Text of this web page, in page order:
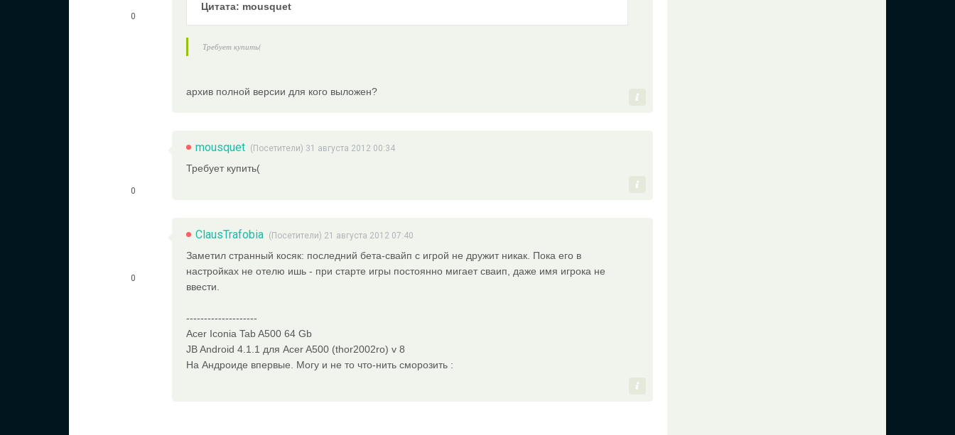
0
Цитата: mousquet
Требует купить(
архив полной версии для кого выложен?
0
mousquet (Посетители) 31 августа 2012 00:34
Требует купить(
0
ClausTrafobia (Посетители) 21 августа 2012 07:40
Заметил странный косяк: последний бета-свайп с игрой не дружит никак. Пока его в
настройках не отелю ишь - при старте игры постоянно мигает сваип, даже имя игрока не
ввести.
--------------------
Acer Iconia Tab A500 64 Gb
JB Android 4.1.1 для Acer A500 (thor2002ro) v 8
На Андроиде впервые. Могу и не то что-нить сморозить :